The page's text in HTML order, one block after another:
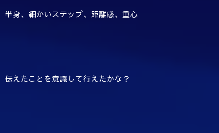
半身、細かいステップ、距離感、重心
伝えたことを意識して行えたかな？